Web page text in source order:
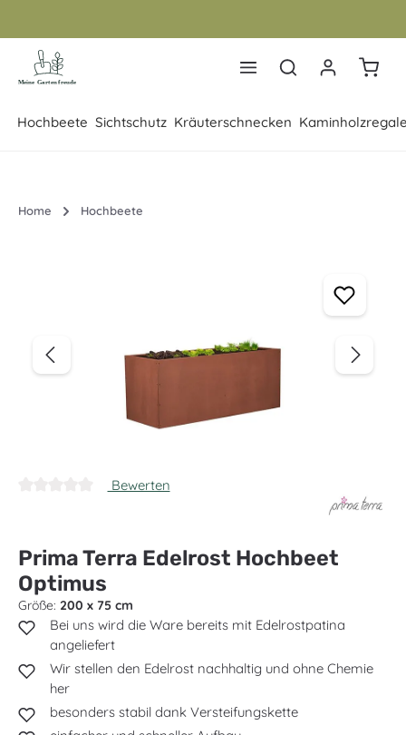
Hochbeete Sichtschutz Kräuterschnecken
Home Hochbeete
Bewerten
Prima Terra Edelrost Hochbeet
Optimus
Größe: 200 x 75 cm
Bei uns wird die Ware bereits mit Edelrostpatina
angeliefert
Wir stellen den Edelrost nachhaltig und ohne Chemie
her
besonders stabil dank Versteifungskette